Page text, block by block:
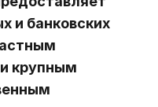
и банковских
крупным